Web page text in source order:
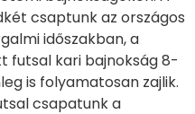
csaptunk az országos
időszakban, a
kari bajnokság 8-
is folyamatosan zajlik.
csapatunk a